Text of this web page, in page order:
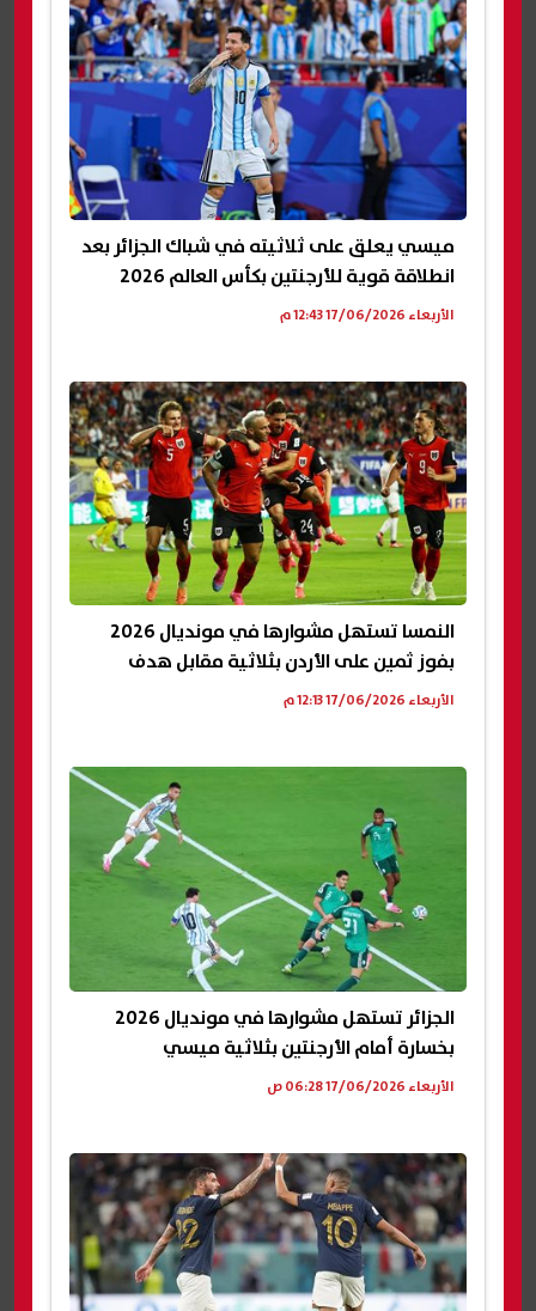
ميسي يعلق على ثلاثيته في شباك الجزائر بعد
انطلاقة قوية للأرجنتين بكأس العالم 2026
الأربعاء 17/06/2026 12:43 م
النمسا تستهل مشوارها في مونديال 2026
بفوز ثمين على الأردن بثلاثية مقابل هدف
الأربعاء 17/06/2026 12:13 م
الجزائر تستهل مشوارها في مونديال 2026
بخسارة أمام الأرجنتين بثلاثية ميسي
الأربعاء 17/06/2026 06:28 ص